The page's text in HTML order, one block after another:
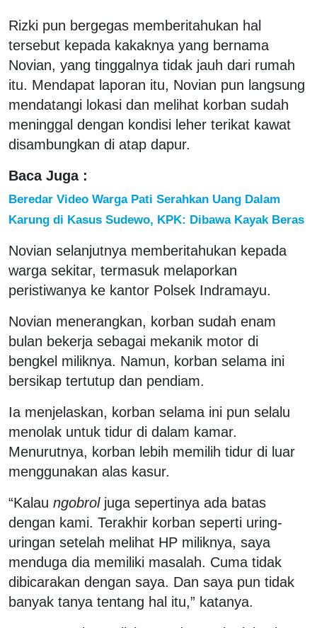
Rizki pun bergegas memberitahukan hal
tersebut kepada kakaknya yang bernama
Novian, yang tinggalnya tidak jauh dari rumah
itu. Mendapat laporan itu, Novian pun langsung
mendatangi lokasi dan melihat korban sudah
meninggal dengan kondisi leher terikat kawat
disambungkan di atap dapur.
Baca Juga :
Beredar Video Warga Pati Serahkan Uang Dalam
Karung di Kasus Sudewo, KPK: Dibawa Kayak Beras
Novian selanjutnya memberitahukan kepada
warga sekitar, termasuk melaporkan
peristiwanya ke kantor Polsek Indramayu.
Novian menerangkan, korban sudah enam
bulan bekerja sebagai mekanik motor di
bengkel miliknya. Namun, korban selama ini
bersikap tertutup dan pendiam.
Ia menjelaskan, korban selama ini pun selalu
menolak untuk tidur di dalam kamar.
Menurutnya, korban lebih memilih tidur di luar
menggunakan alas kasur.
“Kalau ngobroljuga sepertinya ada batas
dengan kami. Terakhir korban seperti uring-
uringan setelah melihat HP miliknya, saya
menduga dia memiliki masalah. Cuma tidak
dibicarakan dengan saya. Dan saya pun tidak
banyak tanya tentang hal itu,” katanya.